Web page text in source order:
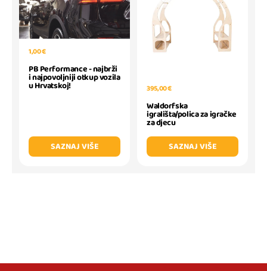
1,00 €
PB Performance - najbrži
i najpovoljniji otkup vozila
u Hrvatskoj!
SAZNAJ VIŠE
395,00 €
Waldorfska
igrališta/polica za igračke
za djecu
SAZNAJ VIŠE